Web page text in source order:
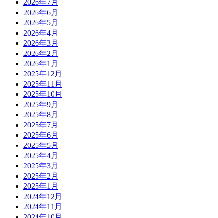
2026年7月
2026年6月
2026年5月
2026年4月
2026年3月
2026年2月
2026年1月
2025年12月
2025年11月
2025年10月
2025年9月
2025年8月
2025年7月
2025年6月
2025年5月
2025年4月
2025年3月
2025年2月
2025年1月
2024年12月
2024年11月